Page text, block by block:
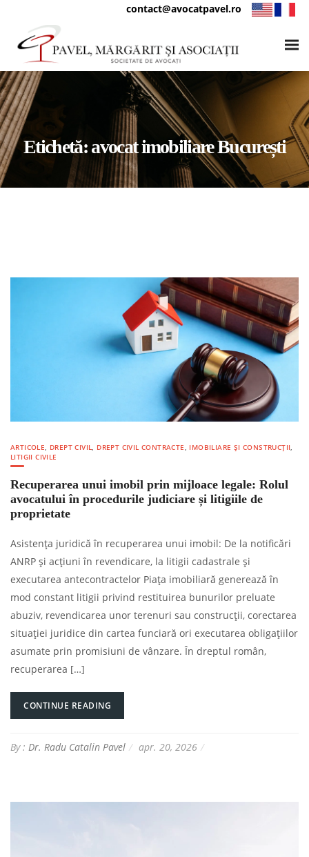
contact@avocatpavel.ro
Etichetă:avocat imobiliare București
ARTICOLE, DREPT CIVIL, DREPT CIVIL CONTRACTE, IMOBILIARE ȘI CONSTRUCȚII,
LITIGII CIVILE
Recuperarea unui imobil prin mijloace legale: Rolul
avocatului în procedurile judiciare și litigiile de
proprietate
Asistența juridică în recuperarea unui imobil: De la notificări
ANRP și acțiuni în revendicare, la litigii cadastrale și
executarea antecontractelor Piața imobiliară generează în
mod constant litigii privind restituirea bunurilor preluate
abuziv, revendicarea unor terenuri sau construcții, corectarea
situației juridice din cartea funciară ori executarea obligațiilor
asumate prin promisiuni de vânzare. În dreptul român,
recuperarea […]
CONTINUE READING
By : Dr. Radu Catalin Pavel apr. 20, 2026